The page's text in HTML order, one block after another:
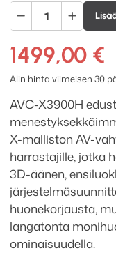
Denon
AVC-
X3900H
9.4
AV-
vahvistin
/
11.4
AV-
esivahvistin
määrä
1499,00 €
Alin hinta viimeisen 30
AVC-X3900H
X-malliston AV-
harrastajille, jotka
3D-äänen,
huonekorjausta,
langatonta
ominaisuudella.